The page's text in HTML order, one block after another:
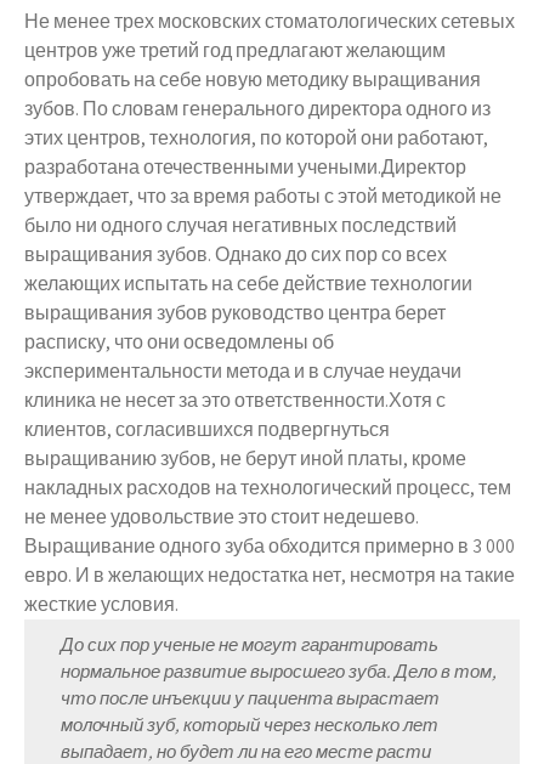
Не менее трех московских стоматологических сетевых
центров уже третий год предлагают желающим
опробовать на себе новую методику выращивания
зубов. По словам генерального директора одного из
этих центров, технология, по которой они работают,
разработана отечественными учеными.Директор
утверждает, что за время работы с этой методикой не
было ни одного случая негативных последствий
выращивания зубов. Однако до сих пор со всех
желающих испытать на себе действие технологии
выращивания зубов руководство центра берет
расписку, что они осведомлены об
экспериментальности метода и в случае неудачи
клиника не несет за это ответственности.Хотя с
клиентов, согласившихся подвергнуться
выращиванию зубов, не берут иной платы, кроме
накладных расходов на технологический процесс, тем
не менее удовольствие это стоит недешево.
Выращивание одного зуба обходится примерно в 3 000
евро. И в желающих недостатка нет, несмотря на такие
жесткие условия.
До сих пор ученые не могут гарантировать
нормальное развитие выросшего зуба. Дело в том,
что после инъекции у пациента вырастает
молочный зуб, который через несколько лет
выпадает, но будет ли на его месте расти